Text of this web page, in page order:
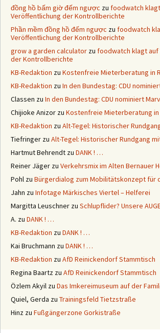
đồng hồ bấm giờ đếm ngược zu foodwatch
Veröffentlichung der Kontrollberichte
Phần mềm đồng hồ đếm ngược zu foodwatch
Veröffentlichung der Kontrollberichte
grow a garden calculator zu foodwatch klagt
der Kontrollberichte
KB-Redaktion zu Kostenfreie Mieterberatung in
KB-Redaktion zu In den Bundestag: CDU
Classen zu In den Bundestag: CDU nominiert
Chijioke Anizor zu Kostenfreie Mieterberatung
KB-Redaktion zu Alt-Tegel: Historischer
Tiefringer zu Alt-Tegel: Historischer Rundgang
Hartmut Behrendt zu DANK ! …
Reiner Jäger zu Verkehrsmix im Alten Bernauer
Pohl zu Bürgerdialog zum Mobilitätskonzept für
Jahn zu Infotage Märkisches Viertel – Helferei
Margitta Leuschner zu Schlupflider? Unsere
A. zu DANK ! …
KB-Redaktion zu DANK ! …
Kai Bruchmann zu DANK ! …
KB-Redaktion zu AfD Reinickendorf Stammtisch
Regina Baartz zu AfD Reinickendorf Stammtisch
Özlem Akyil zu Das Imkereimuseum auf der
Quiel, Gerda zu Trainingsfeld Tietzstraße
Hinz zu Fußgängerzone Gorkistraße